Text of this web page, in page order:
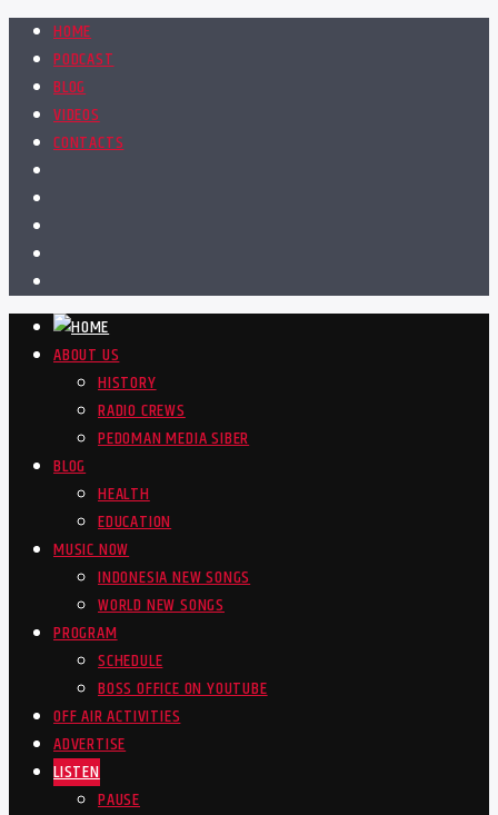
HOME
PODCAST
BLOG
VIDEOS
CONTACTS
ABOUT US
HISTORY
RADIO CREWS
PEDOMAN MEDIA SIBER
BLOG
HEALTH
EDUCATION
MUSIC NOW
INDONESIA NEW SONGS
WORLD NEW SONGS
PROGRAM
SCHEDULE
BOSS OFFICE ON YOUTUBE
OFF AIR ACTIVITIES
ADVERTISE
LISTEN
PAUSE